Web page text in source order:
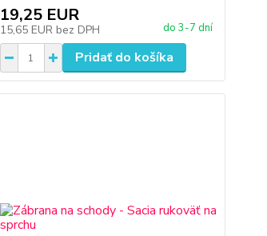
19,25 EUR
15,65 EUR bez DPH do 3-7 dní
Pridať do košíka